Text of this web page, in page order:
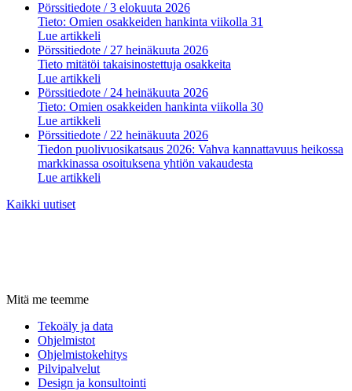
Pörssitiedote / 3 elokuuta 2026
Tieto: Omien osakkeiden hankinta viikolla 31
Lue artikkeli
Pörssitiedote / 27 heinäkuuta 2026
Tieto mitätöi takaisinostettuja osakkeita
Lue artikkeli
Pörssitiedote / 24 heinäkuuta 2026
Tieto: Omien osakkeiden hankinta viikolla 30
Lue artikkeli
Pörssitiedote / 22 heinäkuuta 2026
Tiedon puolivuosikatsaus 2026: Vahva kannattavuus heikossa
markkinassa osoituksena yhtiön vakaudesta
Lue artikkeli
Kaikki uutiset
Mitä me teemme
Tekoäly ja data
Ohjelmistot
Ohjelmistokehitys
Pilvipalvelut
Design ja konsultointi